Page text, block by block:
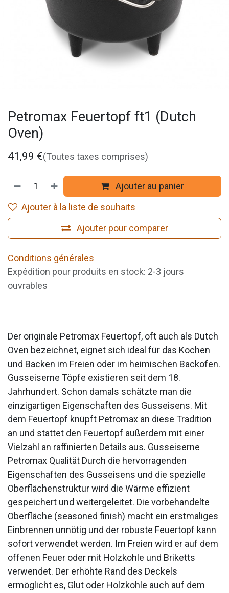
Petromax Feuertopf ft1 (Dutch
Oven)
41,99 €(Toutes taxes comprises)
Ajouter au panier
Ajouter pour comparer
Ajouter à la liste de souhaits
Conditions générales
Expédition pour produits en stock: 2-3 jours
ouvrables
Der originale Petromax Feuertopf, oft auch als Dutch
Oven bezeichnet, eignet sich ideal für das Kochen
und Backen im Freien oder im heimischen Backofen.
Gusseiserne Töpfe existieren seit dem 18.
Jahrhundert. Schon damals schätzte man die
einzigartigen Eigenschaften des Gusseisens. Mit
dem Feuertopf knüpft Petromax an diese Tradition
an und stattet den Feuertopf außerdem mit einer
Vielzahl an raffinierten Details aus. Gusseiserne
Petromax Qualität Durch die hervorragenden
Eigenschaften des Gusseisens und die spezielle
Oberflächenstruktur wird die Wärme effizient
gespeichert und weitergeleitet. Die vorbehandelte
Oberfläche (seasoned finish) macht ein erstmaliges
Einbrennen unnötig und der robuste Feuertopf kann
sofort verwendet werden. Im Freien wird er auf dem
offenen Feuer oder mit Holzkohle und Briketts
verwendet. Der erhöhte Rand des Deckels
ermöglicht es, Glut oder Holzkohle auch auf dem